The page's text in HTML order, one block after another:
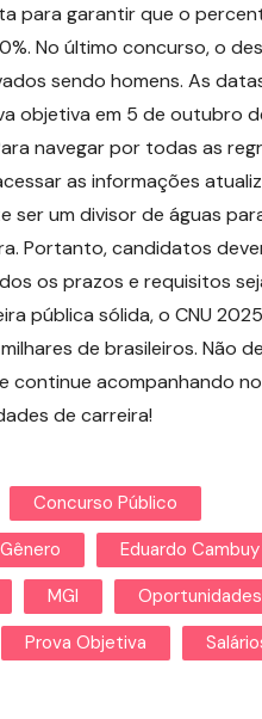
para garantir que o
No último concurso, o
sendo homens. As
objetiva em 5 de outubro
navegar por todas as
as informações
um divisor de águas
Portanto, candidatos
os prazos e requisitos
pública sólida, o CNU
de brasileiros. Não
continue acompanhando
de carreira!
Concurso Público
Eduardo Cambuy
MGI
Prova Objetiva